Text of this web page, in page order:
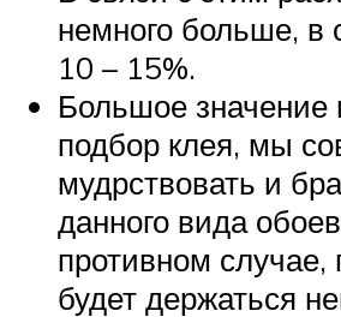
немного больше, в
10 – 15%.
Большое значение
подбор клея, мы
мудрствовать и
данного вида
противном случае,
будет держаться